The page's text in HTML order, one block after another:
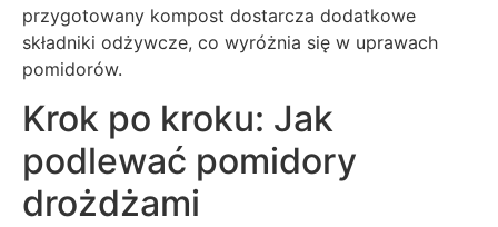
przygotowany kompost dostarcza dodatkowe
składniki odżywcze, co wyróżnia się w uprawach
pomidorów.
Krok po kroku: Jak
podlewać pomidory
drożdżami